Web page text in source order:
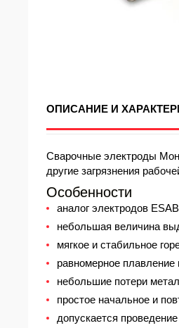
ОПИСАНИЕ И
Сварочные электроды
другие загрязнения
Особенности
аналог электродов
небольшая величина
мягкое и стабильное
равномерное плавление
небольшие потери
простое начальное и
допускается